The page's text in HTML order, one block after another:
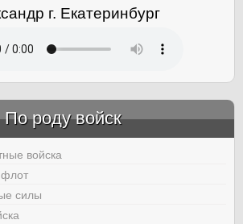
г. Екатеринбург
По роду войск
войска
силы